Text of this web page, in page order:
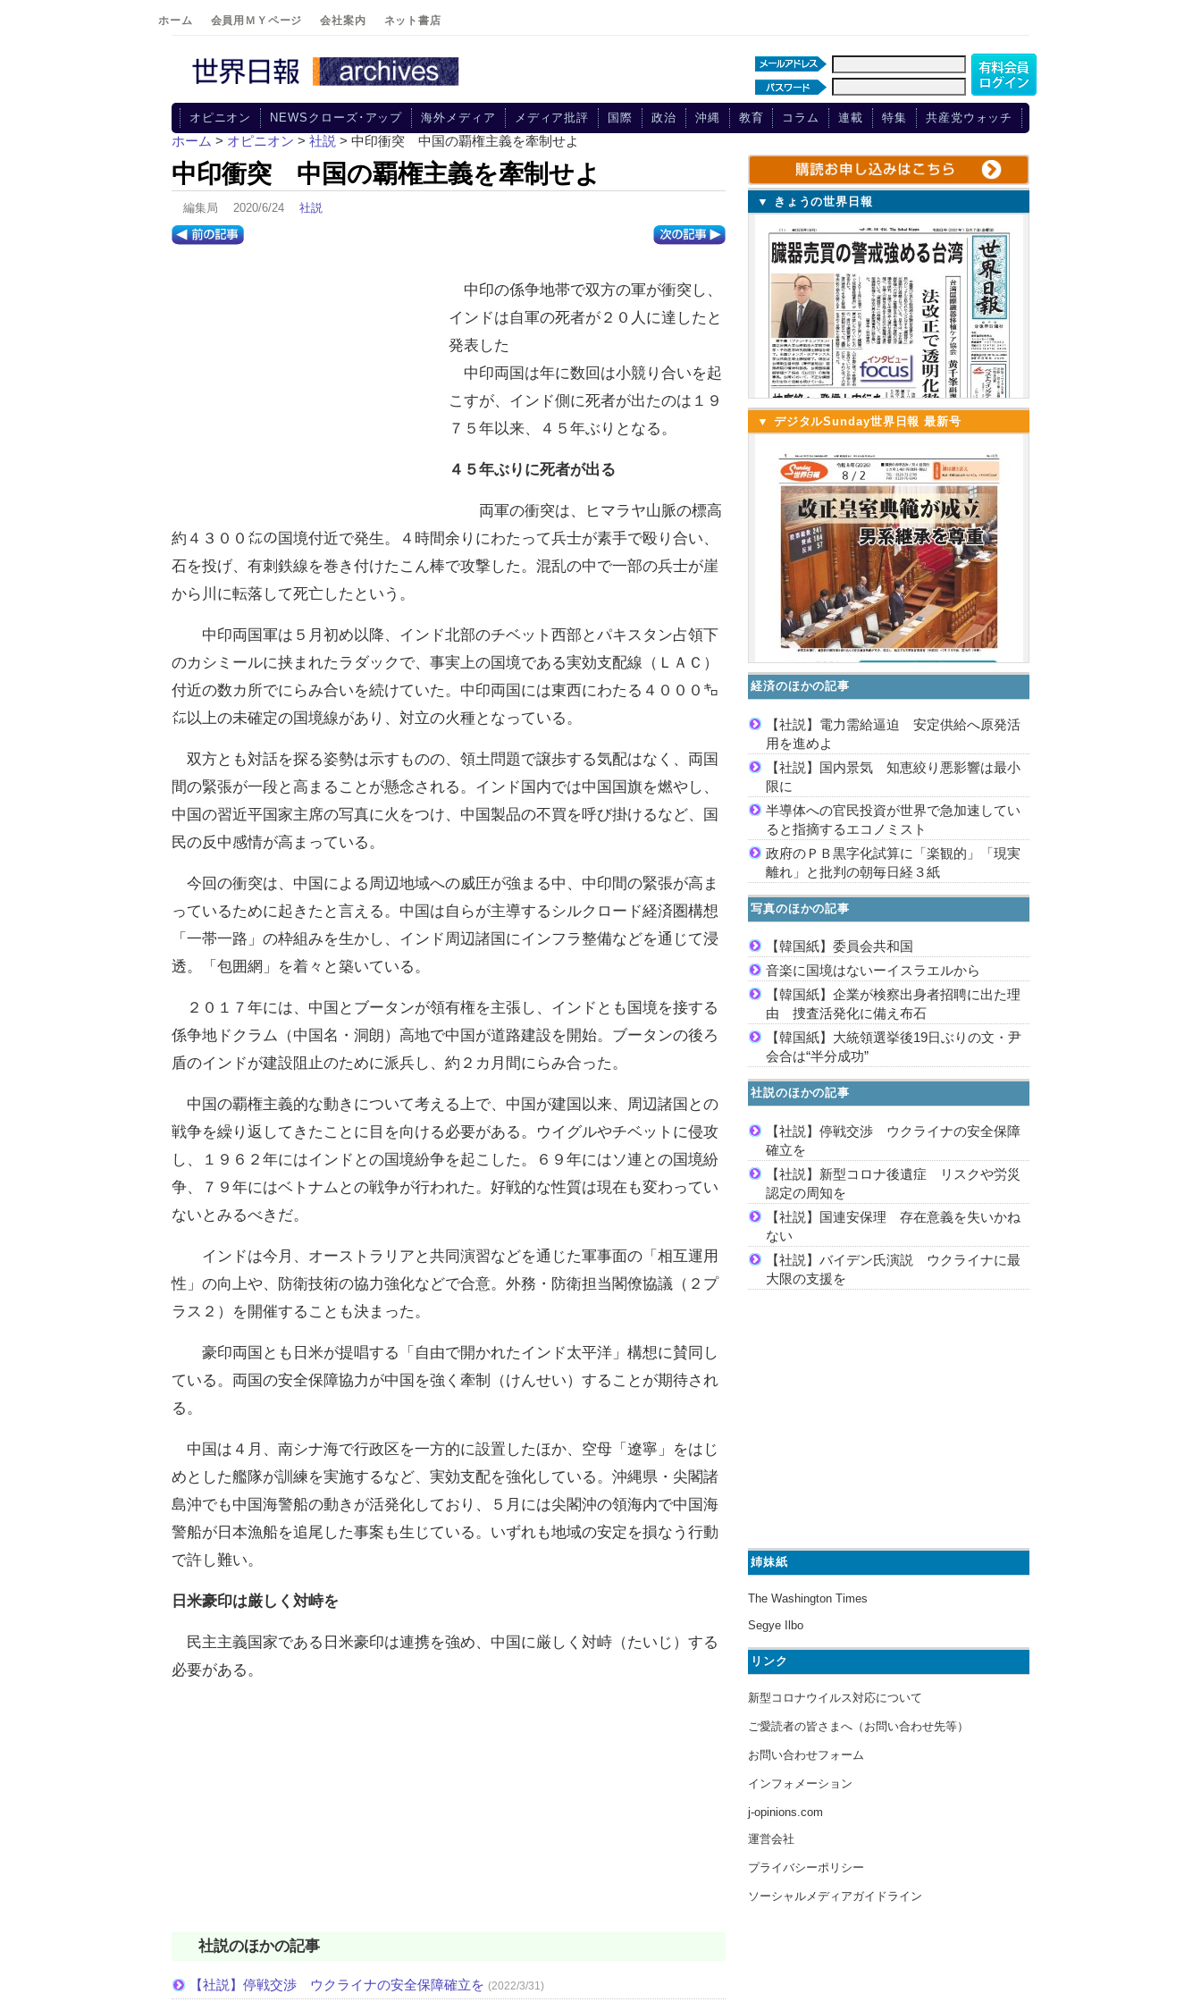
ホーム 会員用ＭＹページ 会社案内 ネット書店
オピニオン NEWSクローズ･アップ 海外メディア メディア批評 国際 政治 沖縄 教育 コラム 連載 特集 共産党ウォッチ
ホーム > オピニオン > 社説 > 中印衝突 中国の覇権主義を牽制せよ
中印衝突 中国の覇権主義を牽制せよ
編集局 2020/6/24 社説
中印の係争地帯で双方の軍が衝突し、
インドは自軍の死者が２０人に達したと
発表した
中印両国は年に数回は小競り合いを起
こすが、インド側に死者が出たのは１９
７５年以来、４５年ぶりとなる。
４５年ぶりに死者が出る
両軍の衝突は、ヒマラヤ山脈の標高
約４３００㍍の国境付近で発生。４時間余りにわたって兵士が素手で殴り合い、
石を投げ、有刺鉄線を巻き付けたこん棒で攻撃した。混乱の中で一部の兵士が崖
から川に転落して死亡したという。
中印両国軍は５月初め以降、インド北部のチベット西部とパキスタン占領下
のカシミールに挟まれたラダックで、事実上の国境である実効支配線（ＬＡＣ）
付近の数カ所でにらみ合いを続けていた。中印両国には東西にわたる４０００㌔
㍍以上の未確定の国境線があり、対立の火種となっている。
双方とも対話を探る姿勢は示すものの、領土問題で譲歩する気配はなく、両国
間の緊張が一段と高まることが懸念される。インド国内では中国国旗を燃やし、
中国の習近平国家主席の写真に火をつけ、中国製品の不買を呼び掛けるなど、国
民の反中感情が高まっている。
今回の衝突は、中国による周辺地域への威圧が強まる中、中印間の緊張が高ま
っているために起きたと言える。中国は自らが主導するシルクロード経済圏構想
「一帯一路」の枠組みを生かし、インド周辺諸国にインフラ整備などを通じて浸
透。「包囲網」を着々と築いている。
２０１７年には、中国とブータンが領有権を主張し、インドとも国境を接する
係争地ドクラム（中国名・洞朗）高地で中国が道路建設を開始。ブータンの後ろ
盾のインドが建設阻止のために派兵し、約２カ月間にらみ合った。
中国の覇権主義的な動きについて考える上で、中国が建国以来、周辺諸国との
戦争を繰り返してきたことに目を向ける必要がある。ウイグルやチベットに侵攻
し、１９６２年にはインドとの国境紛争を起こした。６９年にはソ連との国境紛
争、７９年にはベトナムとの戦争が行われた。好戦的な性質は現在も変わってい
ないとみるべきだ。
インドは今月、オーストラリアと共同演習などを通じた軍事面の「相互運用
性」の向上や、防衛技術の協力強化などで合意。外務・防衛担当閣僚協議（２プ
ラス２）を開催することも決まった。
豪印両国とも日米が提唱する「自由で開かれたインド太平洋」構想に賛同し
ている。両国の安全保障協力が中国を強く牽制（けんせい）することが期待され
る。
中国は４月、南シナ海で行政区を一方的に設置したほか、空母「遼寧」をはじ
めとした艦隊が訓練を実施するなど、実効支配を強化している。沖縄県・尖閣諸
島沖でも中国海警船の動きが活発化しており、５月には尖閣沖の領海内で中国海
警船が日本漁船を追尾した事案も生じている。いずれも地域の安定を損なう行動
で許し難い。
日米豪印は厳しく対峙を
民主主義国家である日米豪印は連携を強め、中国に厳しく対峙（たいじ）する
必要がある。
社説のほかの記事
【社説】停戦交渉 ウクライナの安全保障確立を (2022/3/31)
▼ きょうの世界日報
▼ デジタルSunday世界日報 最新号
経済のほかの記事
【社説】電力需給逼迫 安定供給へ原発活
用を進めよ
【社説】国内景気 知恵絞り悪影響は最小
限に
半導体への官民投資が世界で急加速してい
ると指摘するエコノミスト
政府のＰＢ黒字化試算に「楽観的」「現実
離れ」と批判の朝毎日経３紙
写真のほかの記事
【韓国紙】委員会共和国
音楽に国境はないーイスラエルから
【韓国紙】企業が検察出身者招聘に出た理
由 捜査活発化に備え布石
【韓国紙】大統領選挙後19日ぶりの文・尹
会合は“半分成功”
社説のほかの記事
【社説】停戦交渉 ウクライナの安全保障
確立を
【社説】新型コロナ後遺症 リスクや労災
認定の周知を
【社説】国連安保理 存在意義を失いかね
ない
【社説】バイデン氏演説 ウクライナに最
大限の支援を
姉妹紙
The Washington Times
Segye Ilbo
リンク
新型コロナウイルス対応について
ご愛読者の皆さまへ（お問い合わせ先等）
お問い合わせフォーム
インフォメーション
j-opinions.com
運営会社
プライバシーポリシー
ソーシャルメディアガイドライン